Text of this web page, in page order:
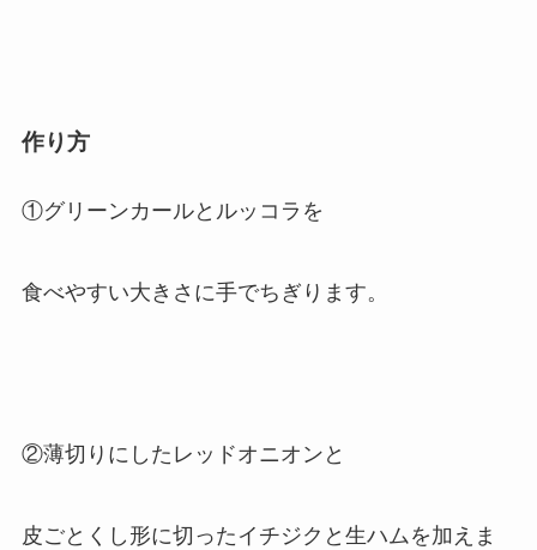
作り方
①グリーンカールとルッコラを
食べやすい大きさに手でちぎります。
②薄切りにしたレッドオニオンと
皮ごとくし形に切ったイチジクと生ハムを加えま